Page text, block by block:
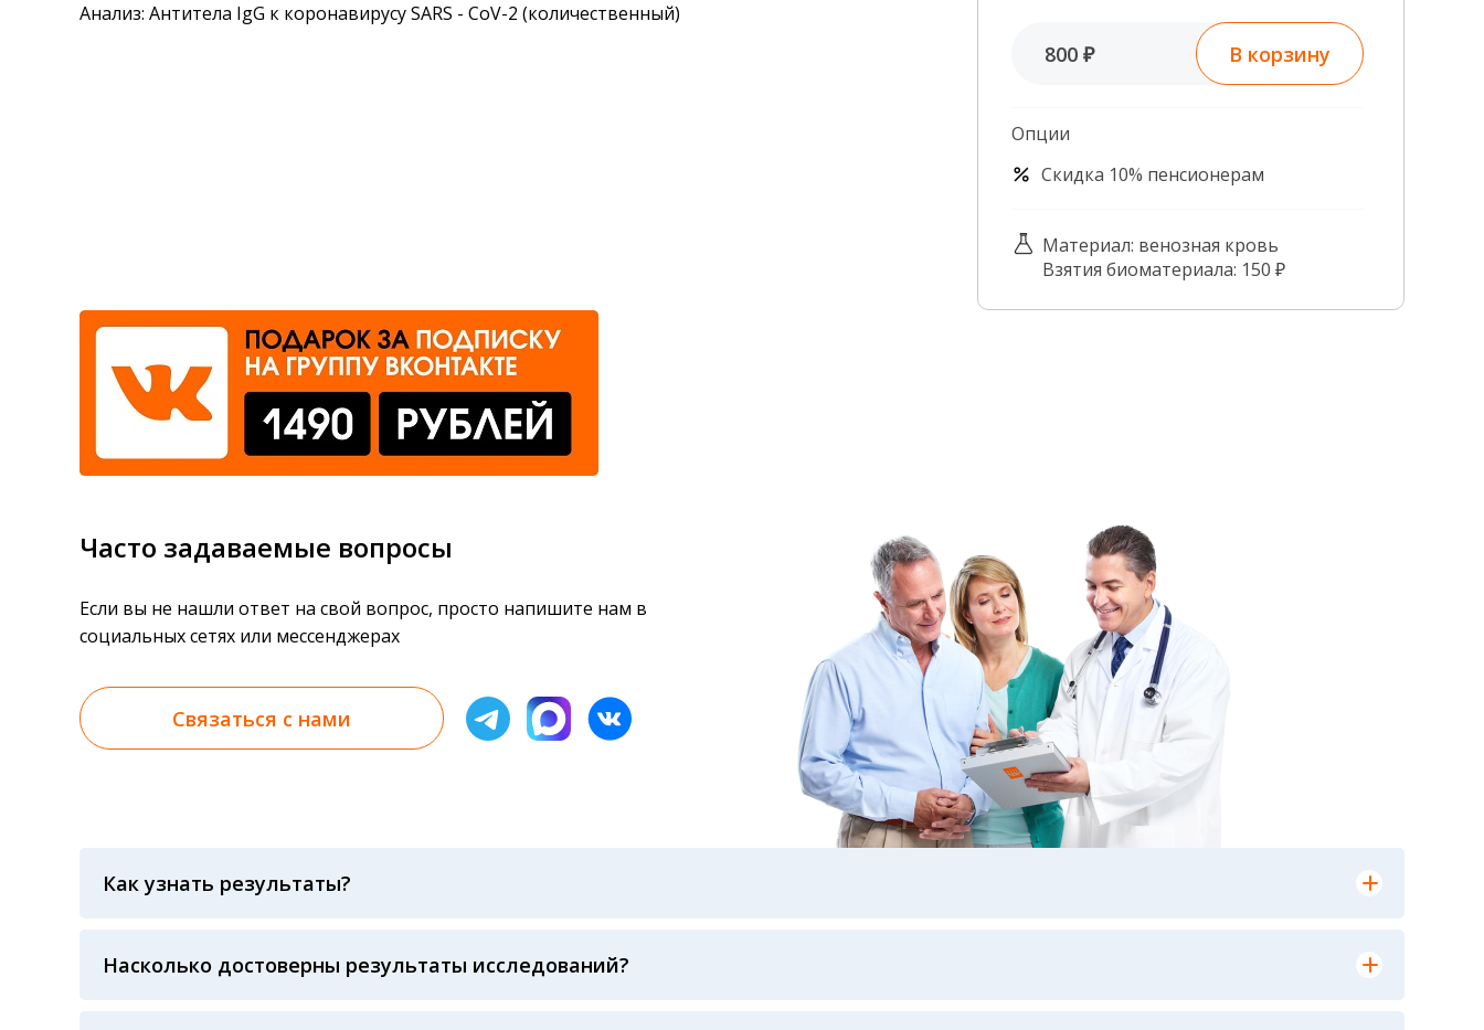
Сотрудники лаборатории
Анализ: Антитела IgG к коронавирусу SARS - СoV-2 (количественный)
800 ₽ В корзину
Опции
Скидка 10% пенсионерам
Материал: венозная кровь
Взятия биоматериала: 150 ₽
Часто задаваемые вопросы
Если вы не нашли ответ на свой вопрос, просто напишите нам в
социальных сетях или мессенджерах
Связаться с нами
Как узнать результаты?
анализов при предъявлении паспорта или чека об оплате
Насколько достоверны результаты исследований?
Гарантия качества лабораторных тестов обеспечивается соблюдением международных стандартов выполнения лабораторных исследований и